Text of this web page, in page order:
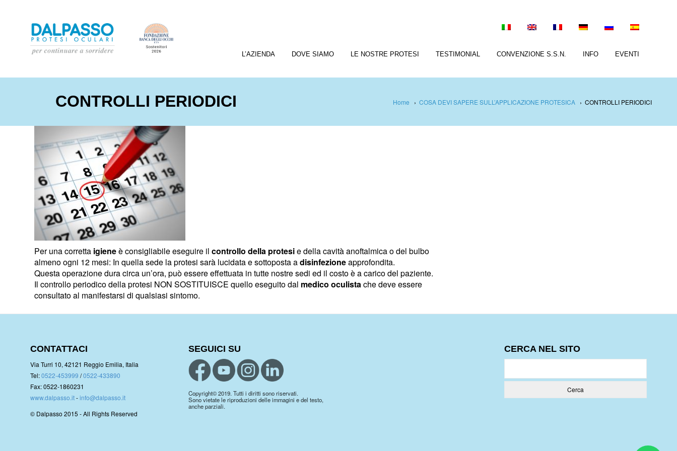
L’AZIENDA DOVE SIAMO LE NOSTRE PROTESI TESTIMONIAL CONVENZIONE S.S.N. INFO EVENTI
CONTROLLI PERIODICI Home › COSA DEVI SAPERE SULL’APPLICAZIONE PROTESICA› CONTROLLI PERIODICI
Per una corretta igieneè consigliabile eseguire il controllo della protesie della cavità anoftalmica o del bulbo
almeno ogni 12 mesi: In quella sede la protesi sarà lucidata e sottoposta adisinfezioneapprofondita.
Questa operazione dura circa un’ora, può essere effettuata in tutte nostre sedi ed il costo è a carico del paziente.
Il controllo periodico della protesi NON SOSTITUISCE quello eseguito dal medico oculistache deve essere
consultato al manifestarsi di qualsiasi sintomo.
CONTATTACI
Via Turri 10, 42121 Reggio Emilia, Italia
Tel:0522-453999 /0522-433890
Fax: 0522-1860231
www.dalpasso.it-info@dalpasso.it
© Dalpasso 2015 - All Rights Reserved
SEGUICI SU
Copyright© 2019. Tutti i diritti sono riservati.
Sono vietate le riproduzioni delle immagini e del testo,
anche parziali.
CERCA NEL SITO